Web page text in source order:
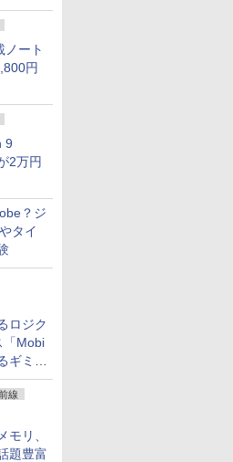
ノート
円
9
2万円
？ジ
タイ
ロジク
「Mobi
ギミッ
線
モリ、
題豊富